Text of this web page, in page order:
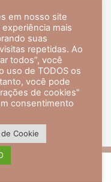
UFRJ.
pela UFRJ, tendo
em 2007.
de Dermatologia,
+
em nosso site
mais
suas
repetidas. Ao
todos”, você
uso de TODOS os
você pode
de cookies"
consentimento
Cookie